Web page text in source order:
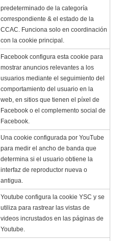
predeterminado de la categoría
correspondiente & el estado de la
CCAC. Funciona solo en coordinación
con la cookie principal.
Facebook configura esta cookie para
mostrar anuncios relevantes a los
usuarios mediante el seguimiento del
comportamiento del usuario en la
web, en sitios que tienen el píxel de
Facebook o el complemento social de
Facebook.
Una cookie configurada por YouTube
para medir el ancho de banda que
determina si el usuario obtiene la
interfaz de reproductor nueva o
antigua.
Youtube configura la cookie YSC y se
utiliza para rastrear las vistas de
videos incrustados en las páginas de
Youtube.